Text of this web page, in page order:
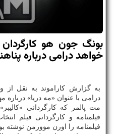
بونگ جون هو
خواهد درامی درباره
به گزارش کاراموند به نقل از
درامی با عنوان «مه دریا» درباره
مت پالمر که کارگردانی
فیلمنامه و کارگردانی فیلم
فیلمنامه را اورن موورمن نوشته